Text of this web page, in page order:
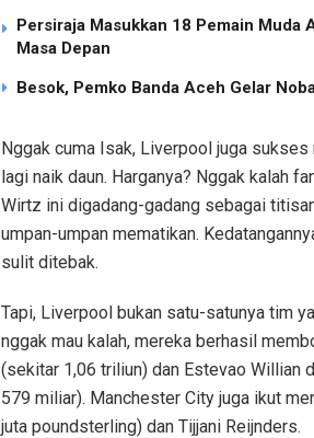
Persiraja Masukkan 18 Pemain Muda
Masa Depan
Besok, Pemko Banda Aceh Gelar
Nggak cuma Isak, Liverpool juga
lagi naik daun. Harganya? Nggak kalah
Wirtz ini digadang-gadang sebagai
umpan-umpan mematikan.
sulit ditebak.
Tapi, Liverpool bukan satu-satunya tim
nggak mau kalah, mereka berhasil
(sekitar 1,06 triliun) dan Estevao Willian
579 miliar). Manchester City juga ikut
juta poundsterling) dan Tijjani Reijnders.